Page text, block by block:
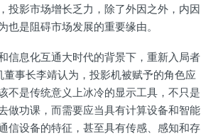
投影市场增长乏力，除了外因之外，内因
也是阻碍市场发展的重要缘由。
信息化互通大时代的背景下，重新入局者
董事长李靖认为，投影机被赋予的角色应
不是传统意义上冰冷的显示工具，不只是
做功课，而需要应当具有计算设备和智能
信设备的特征，甚至具有传感、感知和存